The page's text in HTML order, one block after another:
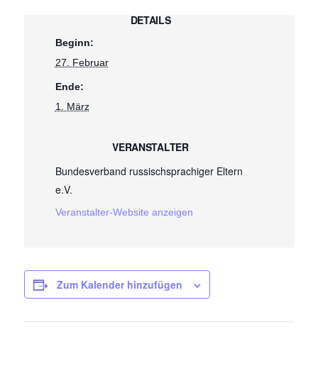
DETAILS
Beginn:
27. Februar
Ende:
1. März
VERANSTALTER
Bundesverband russischsprachiger Eltern
e.V.
Veranstalter-Website anzeigen
Zum Kalender hinzufügen